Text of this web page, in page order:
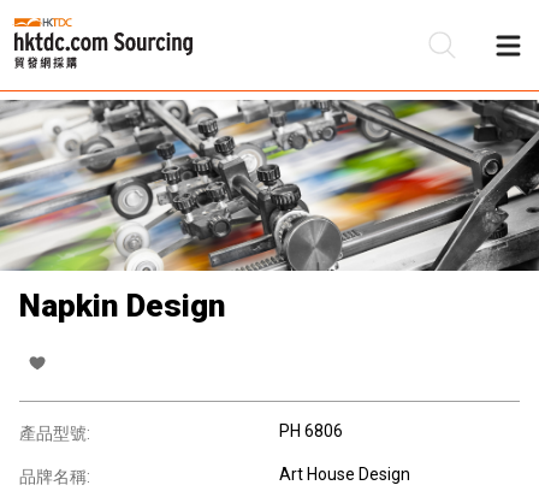
Napkin Design
產品型號: PH 6806
品牌名稱: Art House Design